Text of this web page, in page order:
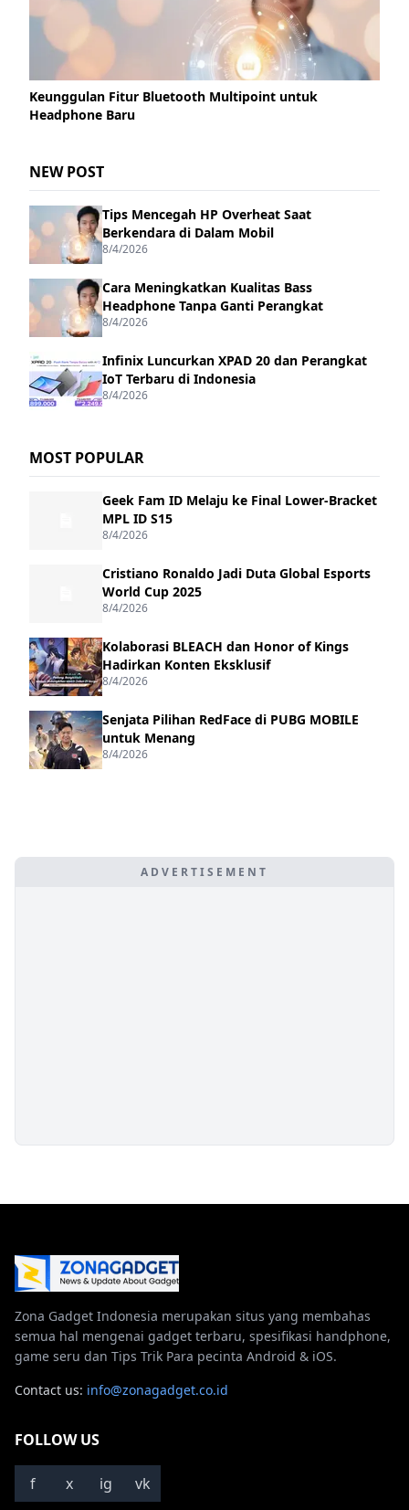
Keunggulan Fitur Bluetooth Multipoint untuk
Headphone Baru
NEW POST
Tips Mencegah HP Overheat Saat
Berkendara di Dalam Mobil
8/4/2026
Cara Meningkatkan Kualitas Bass
Headphone Tanpa Ganti Perangkat
8/4/2026
Infinix Luncurkan XPAD 20 dan Perangkat
IoT Terbaru di Indonesia
8/4/2026
MOST POPULAR
Geek Fam ID Melaju ke Final Lower-Bracket
MPL ID S15
8/4/2026
Cristiano Ronaldo Jadi Duta Global Esports
World Cup 2025
8/4/2026
Kolaborasi BLEACH dan Honor of Kings
Hadirkan Konten Eksklusif
8/4/2026
Senjata Pilihan RedFace di PUBG MOBILE
untuk Menang
8/4/2026
ADVERTISEMENT
Zona Gadget Indonesia merupakan situs yang membahas
semua hal mengenai gadget terbaru, spesifikasi handphone,
game seru dan Tips Trik Para pecinta Android & iOS.
Contact us: info@zonagadget.co.id
FOLLOW US
f x ig vk